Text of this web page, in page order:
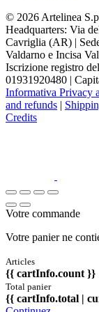
© 2026 Artelinea
Headquarters: Via
Cavriglia (AR) |
Valdarno e Incisa
Iscrizione registro
01931920480 |
Informativa Privacy
and refunds |
Credits
Votre commande
Votre panier ne
Articles
{{ cartInfo.count }}
Total panier
{{ cartInfo.total |